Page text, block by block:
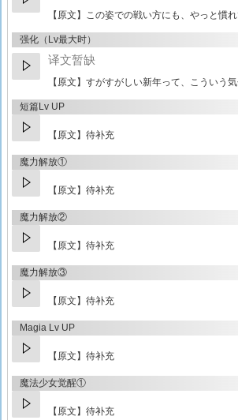
【原文】 この姿での戦い方にも、やっと慣れ
强化（Lv最大时）
译文暂缺
【原文】 すがすがしい新年って、こういう気
短篇Lv UP
【原文】待补充
魔力解放①
【原文】待补充
魔力解放②
【原文】待补充
魔力解放③
【原文】待补充
Magia Lv UP
【原文】待补充
魔法少女觉醒①
【原文】待补充